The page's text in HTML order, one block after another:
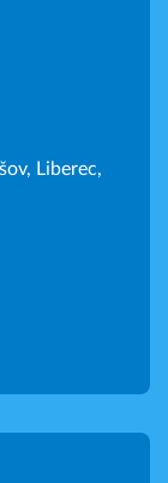
Liberec,